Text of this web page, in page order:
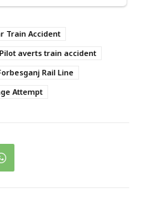
Train Accident
averts train accident
Rail Line
Attempt